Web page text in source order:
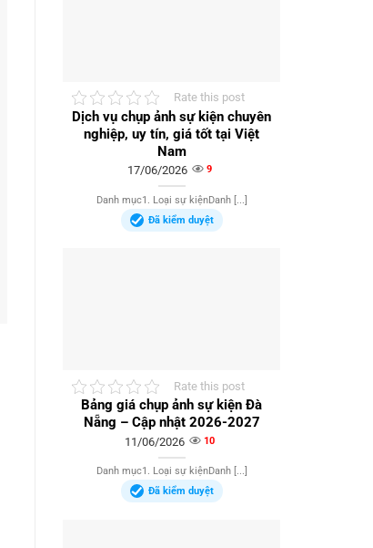
Rate this post
Dịch vụ chụp ảnh sự kiện chuyên
nghiệp, uy tín, giá tốt tại Việt
Nam
17/06/2026 9
Danh mục1. Loại sự kiệnDanh [...]
Đã kiểm duyệt
Rate this post
Bảng giá chụp ảnh sự kiện Đà
Nẵng – Cập nhật 2026-2027
11/06/2026 10
Danh mục1. Loại sự kiệnDanh [...]
Đã kiểm duyệt